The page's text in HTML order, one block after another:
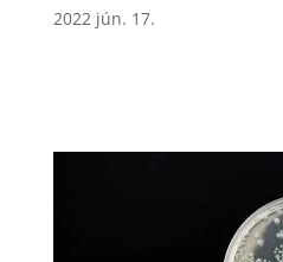
2022 jún. 17.